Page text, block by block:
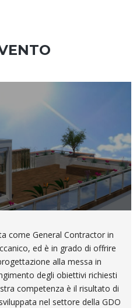
come General Contractor in
ed è in grado di offrire
alla messa in
degli obiettivi richiesti
competenza è il risultato di
nel settore della GDO